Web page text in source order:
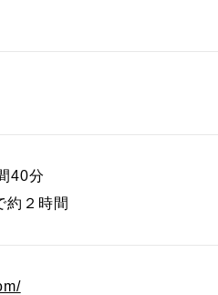
40分
約２時間